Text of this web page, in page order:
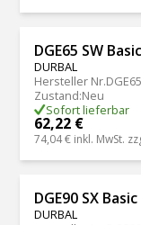
DGE65 SW
DURBAL
Hersteller Nr.
Zustand:Neu
Sofort lieferbar
62,22 €
74,04 € inkl. MwSt.
DGE90 SX
DURBAL